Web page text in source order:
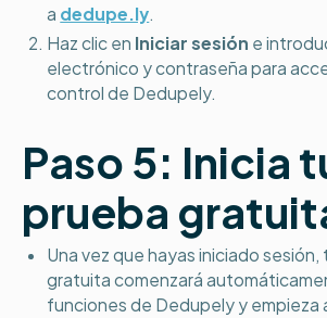
a dedupe.ly
Haz clic en Iniciar sesión e
electrónico y contraseña para
control de Dedupely.
Paso 5: Inicia
prueba
Una vez que hayas iniciado sesión,
gratuita comenzará
funciones de Dedupely y empieza